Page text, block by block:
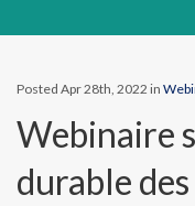
Posted Apr 28th, 2022 in
Webinaire
durable